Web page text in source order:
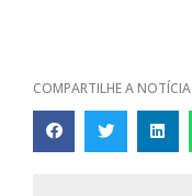
COMPARTILHE A NOTÍCIA